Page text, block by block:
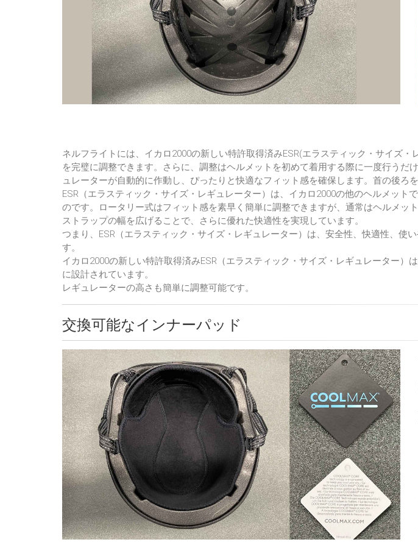
ネルフライトには、イカロ2000の新しい特許取得済みESR(エラスティック・サイズ
を完璧に調整できます。さらに、調整はヘルメットを初めて着用する際に一度行う
ュレーターが自動的に作動し、ぴったりと快適なフィット感を確保します。首の後ろ
ESR（エラスティック・サイズ・レギュレーター）は、イカロ2000の他のヘルメッ
のです。ロータリー式はフィット感を素早く簡単に調整できますが、通常はヘルメ
ストラップの幅を広げることで、さらに優れた快適性を実現しています。
つまり、ESR（エラスティック・サイズ・レギュレーター）は、安全性、快適性、
す。
イカロ2000の新しい特許取得済みESR（エラスティック・サイズ・レギュレーター
に設計されています。
レギュレーターの高さも簡単に調整可能です。
交換可能なインナーパッド